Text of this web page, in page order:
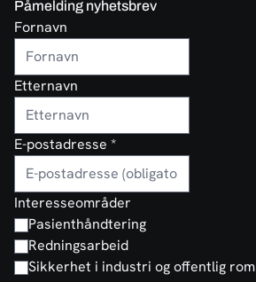
Påmelding nyhetsbrev
Fornavn
Etternavn
E-postadresse *
Interesseområder
Pasienthåndtering
Redningsarbeid
Sikkerhet i industri og offentlig rom